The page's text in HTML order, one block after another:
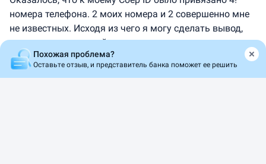
номера телефона. 2 моих номера и 2 совершенно мне
не известных. Исходя из чего я могу сделать вывод,
что кто-то или случайно или целенаправленно
привязал данные номера к моему Сбер ID.
Похожая проблема?
Оставьте отзыв, и представитель банка поможет ее решить